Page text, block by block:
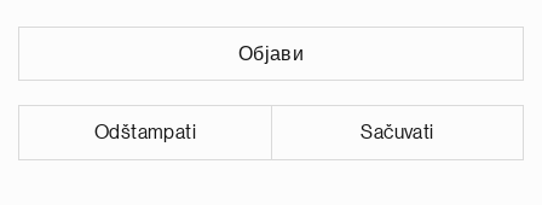
Објави
Odštampati Sačuvati